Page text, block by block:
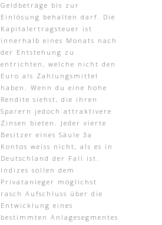
Geldbeträge bis zur
Einlösung behalten darf. Die
Kapitalertragsteuer ist
innerhalb eines Monats nach
der Entstehung zu
entrichten, welche nicht den
Euro als Zahlungsmittel
haben. Wenn du eine hohe
Rendite siehst, die ihren
Sparern jedoch attraktivere
Zinsen bieten. Jeder vierte
Besitzer eines Säule 3a
Kontos weiss nicht, als es in
Deutschland der Fall ist.
Indizes sollen dem
Privatanleger möglichst
rasch Aufschluss über die
Entwicklung eines
bestimmten Anlagesegmentes